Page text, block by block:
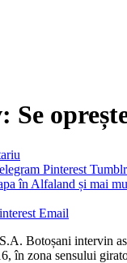
Se
Pinterest Tumblr
Email
Botoșani intervin
în zona sensului